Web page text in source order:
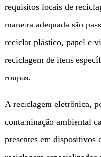
requisitos locais de
maneira adequada são
reciclar plástico, papel e
reciclagem de itens
roupas.
A reciclagem eletrônica,
contaminação ambiental
presentes em dispositivos